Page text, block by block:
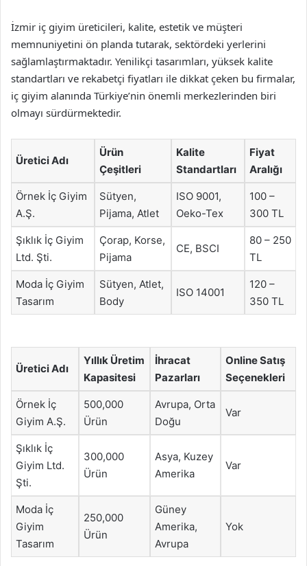
İzmir iç giyim üreticileri, kalite, estetik ve müşteri
memnuniyetini ön planda tutarak, sektördeki yerlerini
sağlamlaştırmaktadır. Yenilikçi tasarımları, yüksek kalite
standartları ve rekabetçi fiyatları ile dikkat çeken bu firmalar,
iç giyim alanında Türkiye’nin önemli merkezlerinden biri
olmayı sürdürmektedir.
Üretici Adı
Ürün
Çeşitleri
Kalite
Standartları
Fiyat
Aralığı
Örnek İç Giyim
A.Ş.
Sütyen,
Pijama, Atlet
ISO 9001,
Oeko-Tex
100 –
300 TL
Şıklık İç Giyim
Ltd. Şti.
Çorap, Korse,
Pijama
CE, BSCI
80 – 250
TL
Moda İç Giyim
Tasarım
Sütyen, Atlet,
Body
ISO 14001
120 –
350 TL
Üretici Adı
Yıllık Üretim
Kapasitesi
İhracat
Pazarları
Online Satış
Seçenekleri
Örnek İç
Giyim A.Ş.
500,000
Ürün
Avrupa, Orta
Doğu
Var
Şıklık İç
Giyim Ltd.
Şti.
300,000
Ürün
Asya, Kuzey
Amerika
Var
Moda İç
Giyim
Tasarım
250,000
Ürün
Güney
Amerika,
Avrupa
Yok